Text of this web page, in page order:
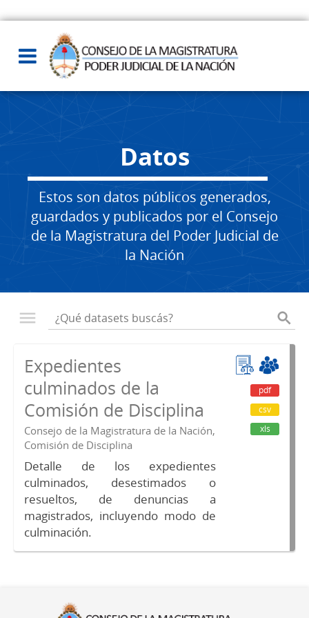
Datos
Estos son datos públicos generados,
guardados y publicados por el Consejo
de la Magistratura del Poder Judicial de
la Nación
Expedientes
culminados de la
Comisión de Disciplina
Consejo de la Magistratura de la Nación,
Comisión de Disciplina
Detalle de los expedientes
culminados, desestimados o
resueltos, de denuncias a
magistrados, incluyendo modo de
culminación.
pdf
csv
xls